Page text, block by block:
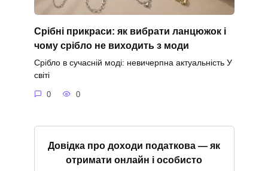
Срібні прикраси: як вибрати ланцюжок і
чому срібло не виходить з моди
Срібло в сучасній моді: невичерпна актуальність У
світі
0 0
Довідка про доходи податкова — як
отримати онлайн і особисто